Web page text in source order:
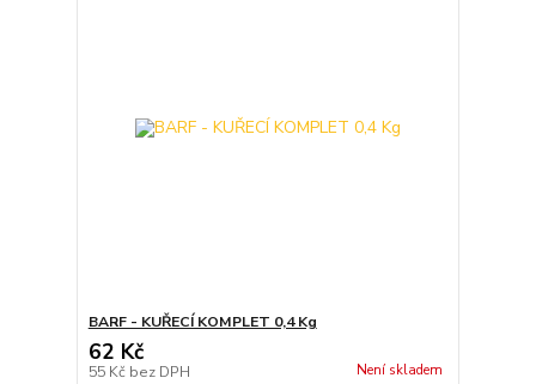
BARF - KUŘECÍ KOMPLET 0,4 Kg
62 Kč
55 Kč bez DPH Není skladem